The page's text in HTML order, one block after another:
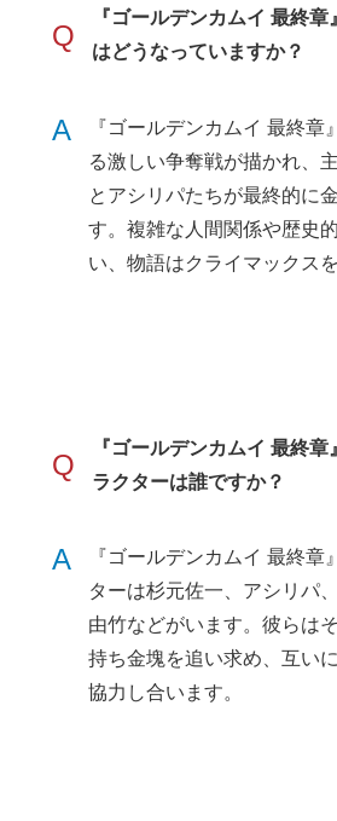
Q
『ゴールデンカムイ 最終
はどうなっていますか？
A
『ゴールデンカムイ 最終章
る激しい争奪戦が描かれ、
とアシリパたちが最終的に
す。複雑な人間関係や歴史
い、物語はクライマックス
Q
『ゴールデンカムイ 最終章
ラクターは誰ですか？
A
『ゴールデンカムイ 最終章
ターは杉元佐一、アシリパ
由竹などがいます。彼らは
持ち金塊を追い求め、互い
協力し合います。